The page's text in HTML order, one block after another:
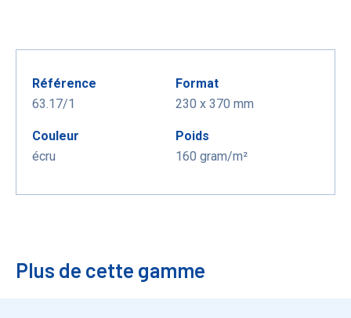
Référence
63.17/1
Format
230 x 370 mm
Couleur
écru
Poids
160 gram/m²
Plus de cette gamme